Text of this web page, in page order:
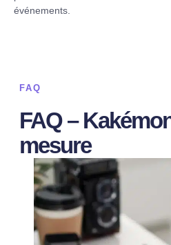
événements.
FAQ
FAQ –
mesure